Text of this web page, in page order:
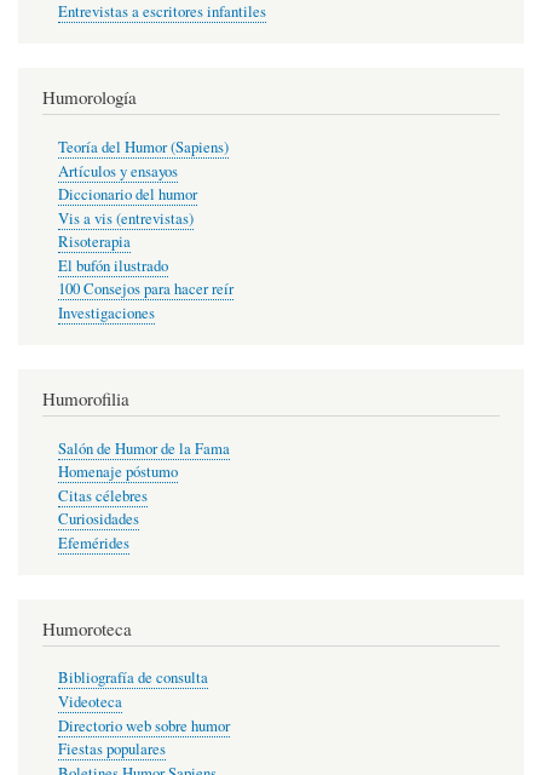
Entrevistas a escritores infantiles
Humorología
Teoría del Humor (Sapiens)
Artículos y ensayos
Diccionario del humor
Vis a vis (entrevistas)
Risoterapia
El bufón ilustrado
100 Consejos para hacer reír
Investigaciones
Humorofilia
Salón de Humor de la Fama
Homenaje póstumo
Citas célebres
Curiosidades
Efemérides
Humoroteca
Bibliografía de consulta
Videoteca
Directorio web sobre humor
Fiestas populares